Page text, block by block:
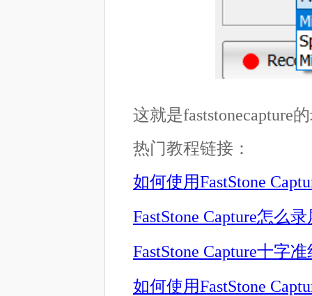
这就是faststonecapture
热门教程链接：
如何使用FastStone
FastStone Capture怎么
FastStone Capture十字
如何使用FastStone